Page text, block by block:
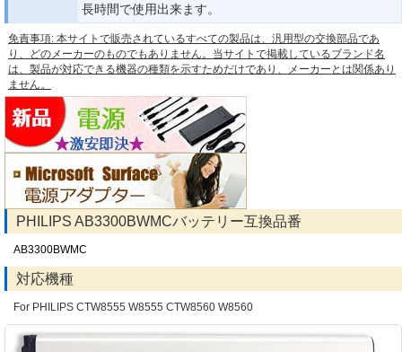
長時間で使用出来ます。
免責事項: 本サイトで販売されているすべての製品は、汎用型の交換部品であ
り、どのメーカーのものでもありません。当サイトで掲載しているブランド名
は、製品が対応できる機器の種類を示すためだけであり、メーカーとは関係あり
ません。
PHILIPS AB3300BWMCバッテリー互換品番
AB3300BWMC
対応機種
For PHILIPS CTW8555 W8555 CTW8560 W8560